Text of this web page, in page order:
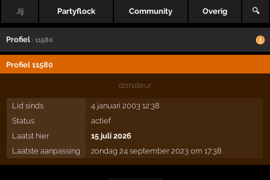
Jij Partyflock Community Overig 🔍
Profiel · 11580
Profiel 11580
donateur
Lid sinds
4 januari 2003 12:38
Status
actief
Laatst hier
15 juli 2026
Laatste aanpassing
zondag 24 september 2023 om 17:38